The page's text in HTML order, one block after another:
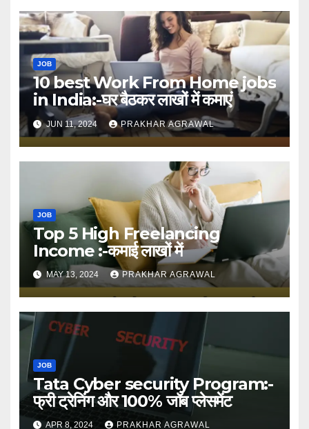
JOB
10 best Work From Home jobs
in India:-घर बैठकर लाखों में कमाएं
JUN 11, 2024 PRAKHAR AGRAWAL
JOB
Top 5 High Freelancing
Income :-कमाई लाखों में
MAY 13, 2024 PRAKHAR AGRAWAL
JOB
Tata Cyber security Program:-
फ्री ट्रेनिंग और 100% जॉब प्लेसमेंट
APR 8, 2024 PRAKHAR AGRAWAL